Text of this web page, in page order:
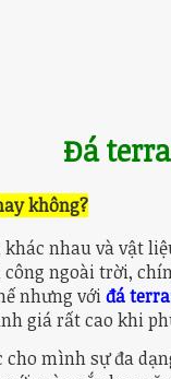
Đá
không?
nhau và vật
ngoài trời,
nhưng vớiđá
giá rất cao khi
mình sự đa